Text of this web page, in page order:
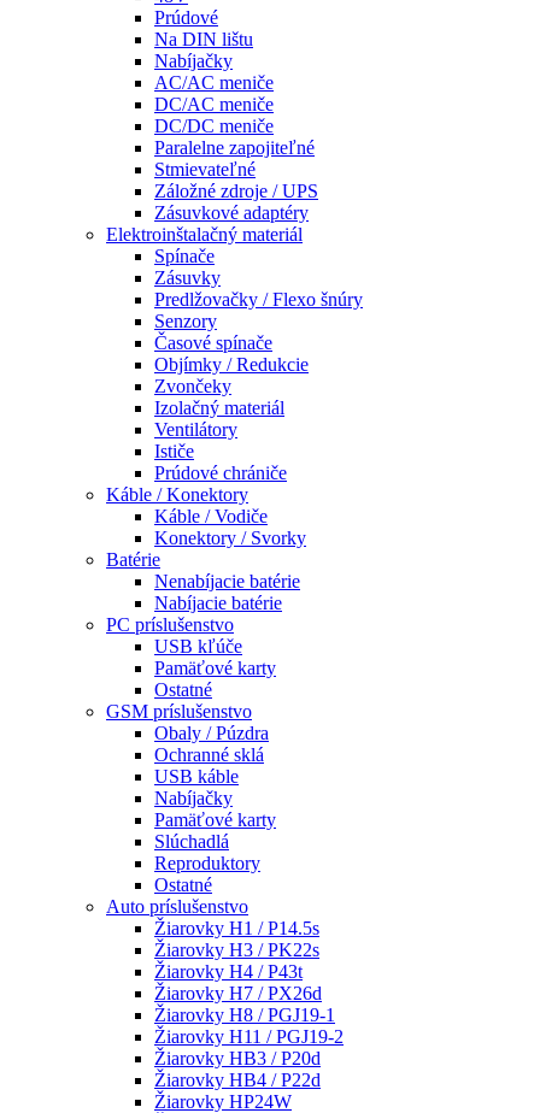
Prúdové
Na DIN lištu
Nabíjačky
AC/AC meniče
DC/AC meniče
DC/DC meniče
Paralelne zapojiteľné
Stmievateľné
Záložné zdroje / UPS
Zásuvkové adaptéry
Elektroinštalačný materiál
Spínače
Zásuvky
Predlžovačky / Flexo šnúry
Senzory
Časové spínače
Objímky / Redukcie
Zvončeky
Izolačný materiál
Ventilátory
Ističe
Prúdové chrániče
Káble / Konektory
Káble / Vodiče
Konektory / Svorky
Batérie
Nenabíjacie batérie
Nabíjacie batérie
PC príslušenstvo
USB kľúče
Pamäťové karty
Ostatné
GSM príslušenstvo
Obaly / Púzdra
Ochranné sklá
USB káble
Nabíjačky
Pamäťové karty
Slúchadlá
Reproduktory
Ostatné
Auto príslušenstvo
Žiarovky H1 / P14.5s
Žiarovky H3 / PK22s
Žiarovky H4 / P43t
Žiarovky H7 / PX26d
Žiarovky H8 / PGJ19-1
Žiarovky H11 / PGJ19-2
Žiarovky HB3 / P20d
Žiarovky HB4 / P22d
Žiarovky HP24W